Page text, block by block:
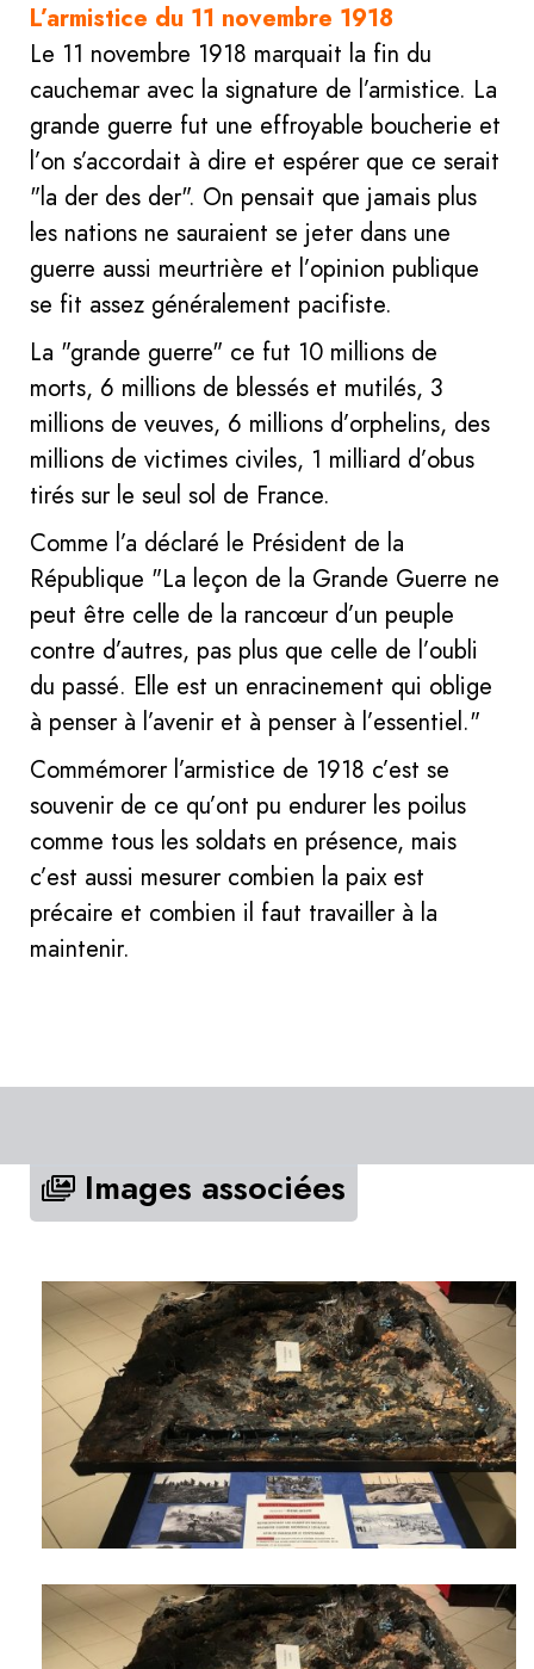
L’armistice du 11 novembre 1918
Le 11 novembre 1918 marquait la fin du
cauchemar avec la signature de l’armistice. La
grande guerre fut une effroyable boucherie et
l’on s’accordait à dire et espérer que ce serait
"la der des der". On pensait que jamais plus
les nations ne sauraient se jeter dans une
guerre aussi meurtrière et l’opinion publique
se fit assez généralement pacifiste.
La "grande guerre" ce fut 10 millions de
morts, 6 millions de blessés et mutilés, 3
millions de veuves, 6 millions d’orphelins, des
millions de victimes civiles, 1 milliard d’obus
tirés sur le seul sol de France.
Comme l’a déclaré le Président de la
République "La leçon de la Grande Guerre ne
peut être celle de la rancœur d’un peuple
contre d’autres, pas plus que celle de l’oubli
du passé. Elle est un enracinement qui oblige
à penser à l’avenir et à penser à l’essentiel."
Commémorer l’armistice de 1918 c’est se
souvenir de ce qu’ont pu endurer les poilus
comme tous les soldats en présence, mais
c’est aussi mesurer combien la paix est
précaire et combien il faut travailler à la
maintenir.
Images associées